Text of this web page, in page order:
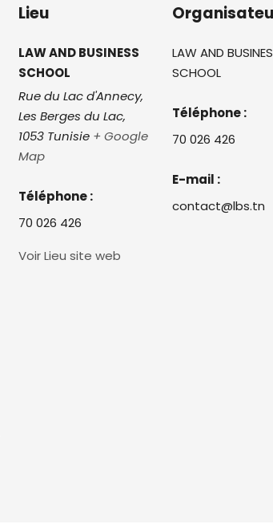
Lieu
LAW AND BUSINESS
SCHOOL
Rue du Lac d'Annecy,
Les Berges du Lac,
1053 Tunisie + Google
Map
Téléphone :
70 026 426
Voir Lieu site web
LAW AND
SCHOOL
Téléphone :
70 026 426
E-mail :
contact@lbs.tn